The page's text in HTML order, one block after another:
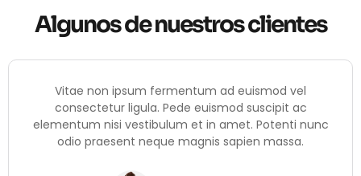
Algunos de nuestros clientes
Vitae non ipsum fermentum ad euismod vel
consectetur ligula. Pede euismod suscipit ac
elementum nisi vestibulum et in amet. Potenti nunc
odio praesent neque magnis sapien massa.